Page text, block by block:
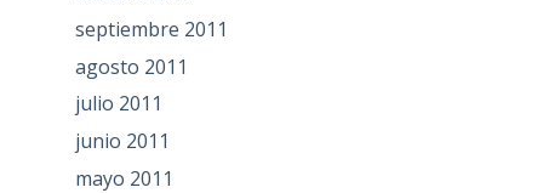
septiembre 2011
agosto 2011
julio 2011
junio 2011
mayo 2011